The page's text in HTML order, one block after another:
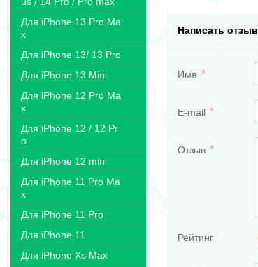
Для iPhone 13 Pro Ma
x
Для iPhone 13/ 13 Pro
Для iPhone 13 Mini
Для iPhone 12 Pro Ma
x
Для iPhone 12 / 12 Pr
o
Для iPhone 12 mini
Для iPhone 11 Pro Ma
x
Для iPhone 11 Pro
Для iPhone 11
Для iPhone Xs Max
Написать отзыв
Имя
E-mail
Отзыв
Рейтинг